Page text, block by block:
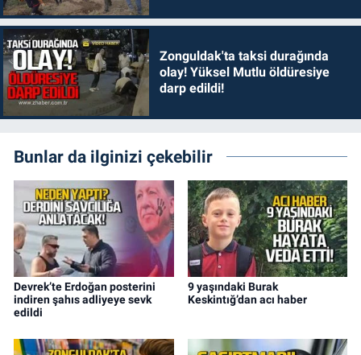
Zonguldak'ta taksi durağında
olay! Yüksel Mutlu öldüresiye
darp edildi!
Bunlar da ilginizi çekebilir
Devrek’te Erdoğan posterini
indiren şahıs adliyeye sevk
edildi
9 yaşındaki Burak
Keskintığ’dan acı haber